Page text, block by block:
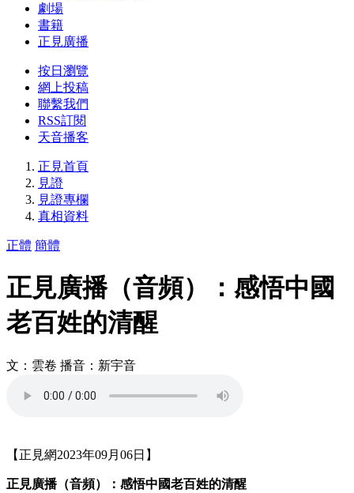
劇場
書籍
正見廣播
按日瀏覽
網上投稿
聯繫我們
RSS訂閱
天音播客
正見首頁
見證
見證專欄
真相資料
正體 簡體
正見廣播（音頻）：感悟中國
老百姓的清醒
文：雲卷 播音：新宇音
【正見網2023年09月06日】
正見廣播（音頻）：感悟中國老百姓的清醒